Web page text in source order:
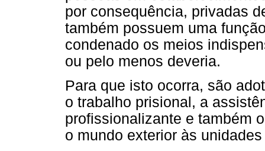
por consequência, privadas
também possuem uma
condenado os meios
ou pelo menos deveria.
Para que isto ocorra, são
o trabalho prisional, a
profissionalizante e também
o mundo exterior às